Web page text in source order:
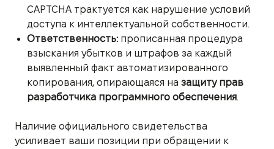
CAPTCHA трактуется как нарушение условий
доступа к интеллектуальной собственности.
Ответственность:прописанная процедура
взыскания убытков и штрафов за каждый
выявленный факт автоматизированного
копирования, опирающаяся на защиту прав
разработчика программного обеспечения.
Наличие официального свидетельства
усиливает ваши позиции при обращении к